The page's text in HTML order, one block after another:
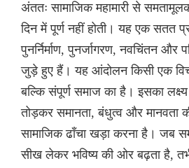
अंततः सामाजिक महामारी से
दिन में पूर्ण नहीं होती। यह एक सतत
पुनर्निर्माण, पुनर्जागरण, नवचिंतन और
जुड़े हुए हैं। यह आंदोलन किसी एक
बल्कि संपूर्ण समाज का है। इसका लक्ष्य
तोड़कर समानता, बंधुत्व और मानवता
सामाजिक ढाँचा खड़ा करना है। जब
सीख लेकर भविष्य की ओर बढ़ता है,